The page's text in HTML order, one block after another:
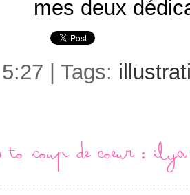
mes deux
| Tags:
Coup de coeur :